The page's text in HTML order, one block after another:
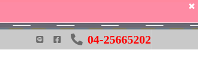
04-25665202